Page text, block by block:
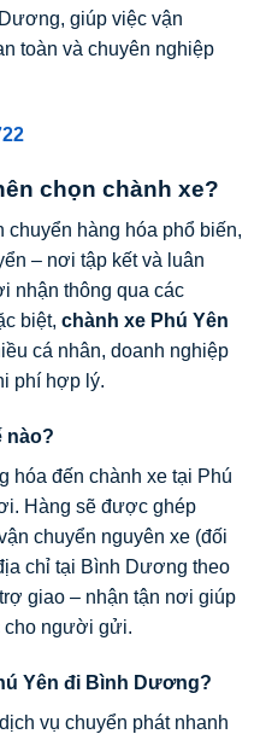
giúp việc vận
toàn và chuyên nghiệp
chọn chành xe?
chuyển hàng hóa phổ biến,
– nơi tập kết và luân
nhận thông qua các
biệt, chành xe Phú Yên
cá nhân, doanh nghiệp
phí hợp lý.
nào?
hóa đến chành xe tại Phú
Hàng sẽ được ghép
chuyển nguyên xe (đối
chỉ tại Bình Dương theo
giao – nhận tận nơi giúp
cho người gửi.
Yên đi Bình Dương?
vụ chuyển phát nhanh